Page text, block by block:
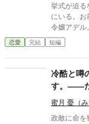
挙式が迫る
にいる。
令嬢アデル
女性として
大切な「心
を受ける
複投稿←【
恋愛 完結 短編
冷酷と噂
す。——た
『鉄の匂
蜜月 憂（み
政敵に命